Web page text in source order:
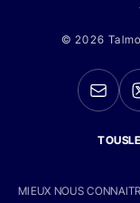
© 2026
MIEUX NOUS